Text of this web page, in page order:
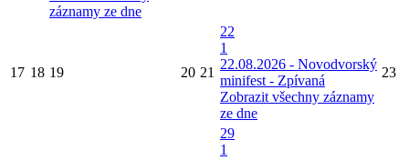
záznamy ze dne
17 18 19 20 21
22
1
22.08.2026 - Novodvorský
minifest - Zpívaná
Zobrazit všechny záznamy
ze dne
23
29
1